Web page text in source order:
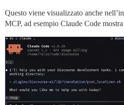
Questo viene visualizzato anche
MCP, ad esempio Claude Code mostra